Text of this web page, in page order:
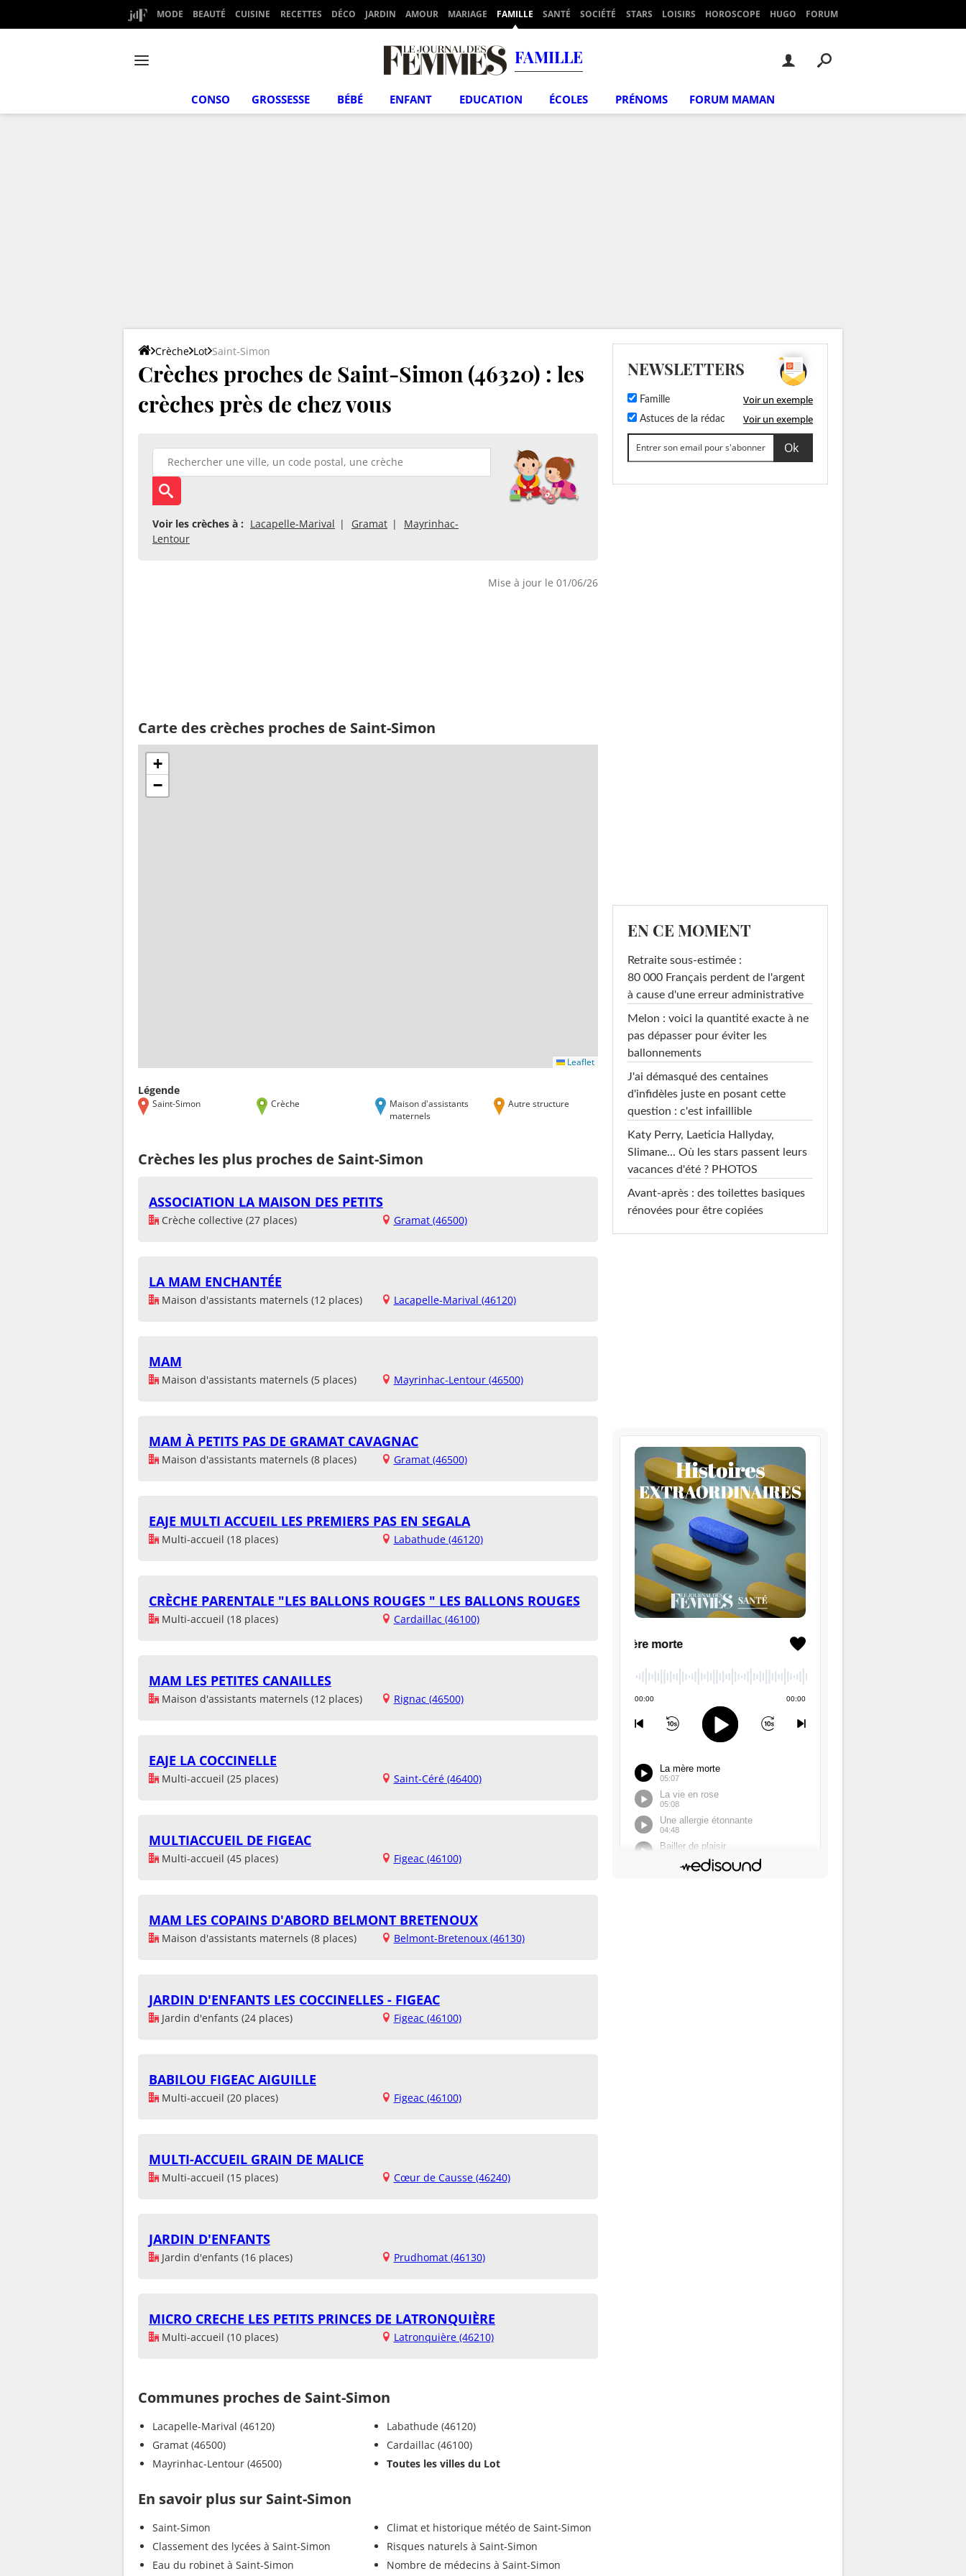
MODE BEAUTÉ CUISINE RECETTES DÉCO JARDIN AMOUR MARIAGE FAMILLE SANTÉ SOCIÉTÉ STARS LOISIRS HOROSCOPE HUGO FORUM
FAMILLE
CONSO GROSSESSE BÉBÉ ENFANT EDUCATION ÉCOLES PRÉNOMS FORUM MAMAN
Crèche Lot Saint-Simon
Crèches proches de Saint-Simon (46320) : les
crèches près de chez vous
Voir les crèches à : Lacapelle-Marival Gramat
Mayrinhac-
Lentour
Mise à jour le 01/06/26
Carte des crèches proches de Saint-Simon
+
−
Leaflet
Légende
Saint-Simon Crèche
Maison d'assistants
maternels
Autre structure
Crèches les plus proches de Saint-Simon
ASSOCIATION LA MAISON DES PETITS
Crèche collective (27 places) Gramat (46500)
LA MAM ENCHANTÉE
Maison d'assistants maternels (12 places) Lacapelle-Marival (46120)
MAM
Maison d'assistants maternels (5 places) Mayrinhac-Lentour (46500)
MAM À PETITS PAS DE GRAMAT CAVAGNAC
Maison d'assistants maternels (8 places) Gramat (46500)
EAJE MULTI ACCUEIL LES PREMIERS PAS EN SEGALA
Multi-accueil (18 places) Labathude (46120)
CRÈCHE PARENTALE "LES BALLONS ROUGES " LES BALLONS ROUGES
Multi-accueil (18 places) Cardaillac (46100)
MAM LES PETITES CANAILLES
Maison d'assistants maternels (12 places) Rignac (46500)
EAJE LA COCCINELLE
Multi-accueil (25 places) Saint-Céré (46400)
MULTIACCUEIL DE FIGEAC
Multi-accueil (45 places) Figeac (46100)
MAM LES COPAINS D'ABORD BELMONT BRETENOUX
Maison d'assistants maternels (8 places) Belmont-Bretenoux (46130)
JARDIN D'ENFANTS LES COCCINELLES - FIGEAC
Jardin d'enfants (24 places) Figeac (46100)
BABILOU FIGEAC AIGUILLE
Multi-accueil (20 places) Figeac (46100)
MULTI-ACCUEIL GRAIN DE MALICE
Multi-accueil (15 places) Cœur de Causse (46240)
JARDIN D'ENFANTS
Jardin d'enfants (16 places) Prudhomat (46130)
MICRO CRECHE LES PETITS PRINCES DE LATRONQUIÈRE
Multi-accueil (10 places) Latronquière (46210)
Communes proches de Saint-Simon
Lacapelle-Marival (46120)
Gramat (46500)
Mayrinhac-Lentour (46500)
Labathude (46120)
Cardaillac (46100)
Toutes les villes du Lot
En savoir plus sur Saint-Simon
Saint-Simon
Classement des lycées à Saint-Simon
Eau du robinet à Saint-Simon
Climat et historique météo de Saint-Simon
Risques naturels à Saint-Simon
Nombre de médecins à Saint-Simon
NEWSLETTERS
Famille Voir un exemple
Astuces de la rédac Voir un exemple
EN CE MOMENT
Retraite sous-estimée :
80 000 Français perdent de l'argent
à cause d'une erreur administrative
Melon : voici la quantité exacte à ne
pas dépasser pour éviter les
ballonnements
J'ai démasqué des centaines
d'infidèles juste en posant cette
question : c'est infaillible
Katy Perry, Laeticia Hallyday,
Slimane... Où les stars passent leurs
vacances d'été ? PHOTOS
Avant-après : des toilettes basiques
rénovées pour être copiées